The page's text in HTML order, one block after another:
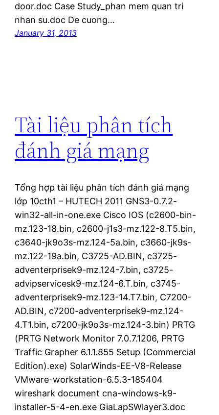
door.doc Case Study_phan mem quan tri
nhan su.doc De cuong…
January 31, 2013
Tài liệu phân tích
đánh giá mạng
Tổng hợp tài liệu phân tích đánh giá mạng
lớp 10cth1 – HUTECH 2011 GNS3-0.7.2-
win32-all-in-one.exe Cisco IOS (c2600-bin-
mz.123-18.bin, c2600-j1s3-mz.122-8.T5.bin,
c3640-jk9o3s-mz.124-5a.bin, c3660-jk9s-
mz.122-19a.bin, C3725-AD.BIN, c3725-
adventerprisek9-mz.124-7.bin, c3725-
advipservicesk9-mz.124-6.T.bin, c3745-
adventerprisek9-mz.123-14.T7.bin, C7200-
AD.BIN, c7200-adventerprisek9-mz.124-
4.T1.bin, c7200-jk9o3s-mz.124-3.bin) PRTG
(PRTG Network Monitor 7.0.7.1206, PRTG
Traffic Grapher 6.1.1.855 Setup (Commercial
Edition).exe) SolarWinds-EE-V8-Release
VMware-workstation-6.5.3-185404
wireshark document cna-windows-k9-
installer-5-4-en.exe GiaLapSWlayer3.doc